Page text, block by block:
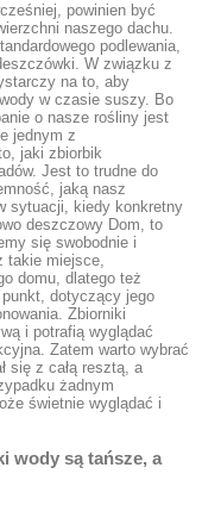
powinien być
naszego dachu.
podlewania,
W związku z
na to, aby
w czasie suszy. Bo
o nasze rośliny jest
jednym z
jaki zbiorbik
Jest to trudne do
jaką nasz
sytuacji, kiedy konkretny
deszczowy Dom, to
się swobodnie i
takie miejsce,
domu, dlatego też
dotyczący jego
Zbiorniki
i potrafią wyglądać
Zatem warto wybrać
się z całą resztą, a
żadnym
świetnie wyglądać i
wody są tańsze, a